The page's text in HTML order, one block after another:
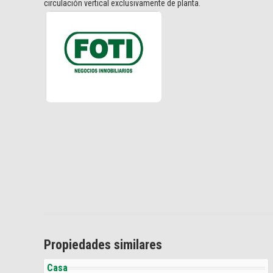
circulación vertical exclusivamente de planta.
Propiedades similares
Casa